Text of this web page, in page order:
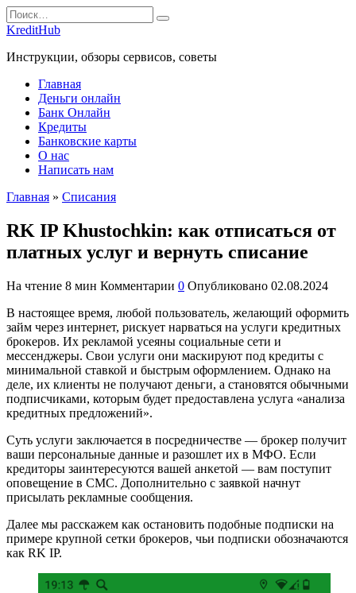
Перейти
к
Search
for:
KreditHub
Инструкции, обзоры сервисов, советы
Главная
Деньги онлайн
Банк Онлайн
Кредиты
Банковские карты
О нас
Написать нам
Главная » Списания
RK IP Khustochkin: как отписаться от
платных услуг и вернуть списание
На чтение 8 мин Комментарии 0 Опубликовано 02.08.2024
В настоящее время, любой пользователь, желающий оформить
займ через интернет, рискует нарваться на услуги кредитных
брокеров. Их рекламой усеяны социальные сети и
мессенджеры. Свои услуги они маскируют под кредиты с
минимальной ставкой и быстрым оформлением. Однако на
деле, их клиенты не получают деньги, а становятся обычными
подписчиками, которым будет предоставлена услуга «анализа
кредитных предложений».
Суть услуги заключается в посредничестве — брокер получит
ваши персональные данные и разошлет их в МФО. Если
кредиторы заинтересуются вашей анкетой — вам поступит
оповещение в СМС. Дополнительно с заявкой начнут
присылать рекламные сообщения.
Далее мы расскажем как остановить подобные подписки на
примере крупной сетки брокеров, чьи подписки обозначаются
как RK IP.